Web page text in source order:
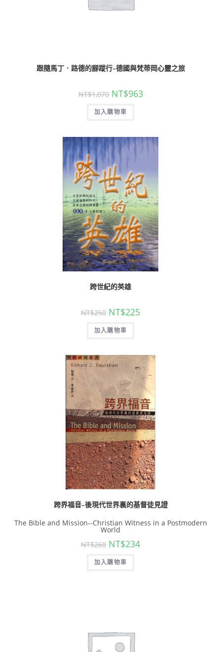
跟隨馬丁．路德的腳蹤行–德國與梵蒂岡心靈之旅
NT$1,070 NT$963
加入購物車
跨世紀的英雄
NT$250 NT$225
加入購物車
跨界福音–後現代世界裏的基督徒見證
The Bible and Mission--Christian Witness in a Postmodern
World
NT$260 NT$234
加入購物車